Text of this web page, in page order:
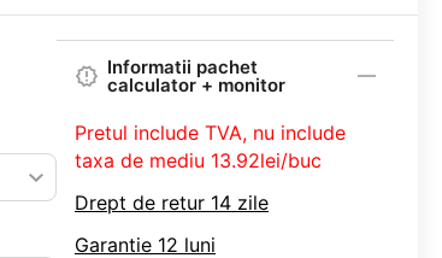
Informatii pachet
calculator + monitor
Pretul include TVA, nu include
taxa de mediu 13.92lei/buc
Drept de retur 14 zile
Garantie 12 luni